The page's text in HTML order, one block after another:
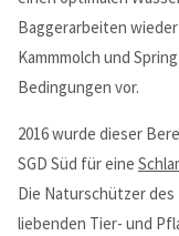
Baggerarbeiten
Kammmolch und
Bedingungen vor.
2016 wurde dieser
SGD Süd für eine
Die Naturschützer des
liebenden Tier- und
Lorem ipsum